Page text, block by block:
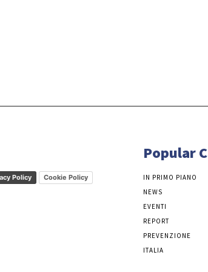
Policy Cookie Policy
Popular
IN PRIMO PIANO
NEWS
EVENTI
REPORT
PREVENZIONE
ITALIA